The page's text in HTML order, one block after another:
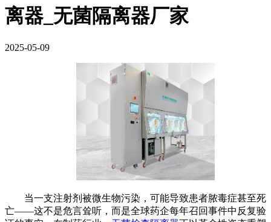
离器_无菌隔离器厂家
2025-05-09
当一支注射剂被微生物污染，可能导致患者脓毒症甚至死
亡——这不是危言耸听，而是全球药企每年召回事件中反复验